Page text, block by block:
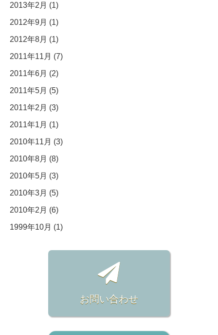
2013年2月 (1)
2012年9月 (1)
2012年8月 (1)
2011年11月 (7)
2011年6月 (2)
2011年5月 (5)
2011年2月 (3)
2011年1月 (1)
2010年11月 (3)
2010年8月 (8)
2010年5月 (3)
2010年3月 (5)
2010年2月 (6)
1999年10月 (1)
お問い合わせ